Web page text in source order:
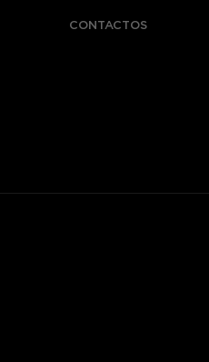
CONTACTOS